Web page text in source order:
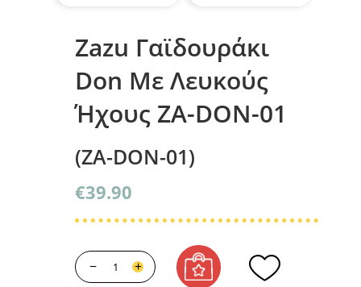
Zazu Γαϊδουράκι
Don Με Λευκούς
Ήχους ZA-DON-01
(ZA-DON-01)
€39.90
+
−